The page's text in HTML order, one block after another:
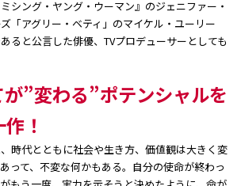
シング・ヤング・ウーマン』のジェニファー・
「アグリー・ベティ」のマイケル・ユーリー
ると公言した俳優、TVプロデューサーとしても
”変わる”ポテンシャルを
！
時代とともに社会や生き方、価値観は大きく変
って、不変な何かもある。自分の使命が終わっ